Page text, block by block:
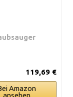
119,69 €
Amazon
ansehen